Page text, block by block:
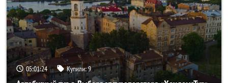
05:01:23 Купили:9